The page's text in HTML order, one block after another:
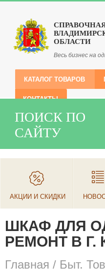
ОБЛАСТИ
Весь бизнес на
КАТАЛОГ ТОВАРОВ
КОНТАКТЫ
ПОИСК ПО
САЙТУ
АКЦИИ И СКИДКИ
ШКАФ ДЛЯ
РЕМОНТ В Г.
Главная / Быт.